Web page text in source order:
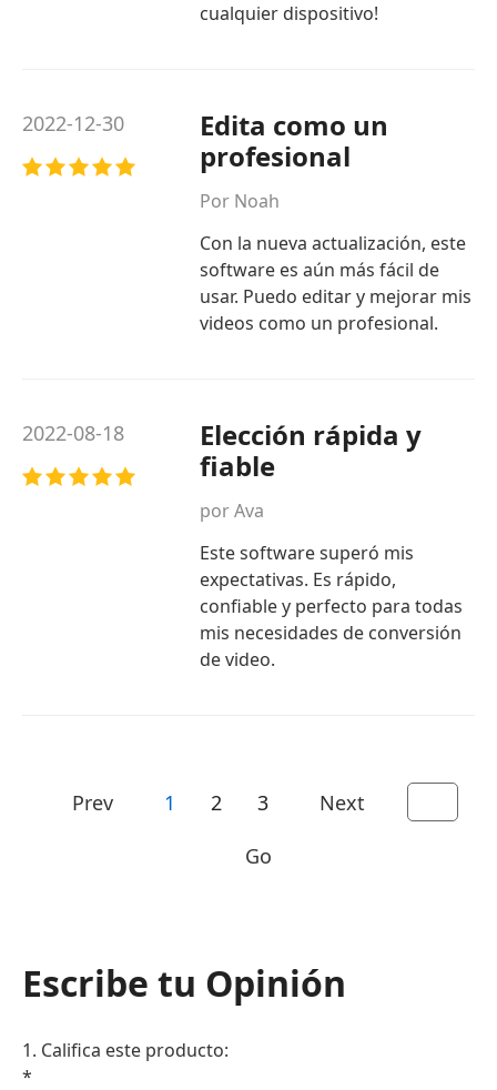
cualquier dispositivo!
2022-12-30
Edita como un
profesional
Por Noah
Con la nueva actualización, este
software es aún más fácil de
usar. Puedo editar y mejorar mis
videos como un profesional.
2022-08-18
Elección rápida y
fiable
por Ava
Este software superó mis
expectativas. Es rápido,
confiable y perfecto para todas
mis necesidades de conversión
de video.
Prev 1 2 3 Next
Go
Escribe tu Opinión
1. Califica este producto:
*